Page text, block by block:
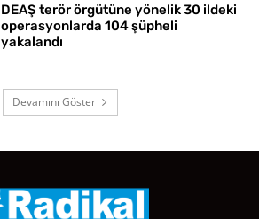
DEAŞ terör örgütüne yönelik 30 ildeki
operasyonlarda 104 şüpheli
yakalandı
Devamını Göster